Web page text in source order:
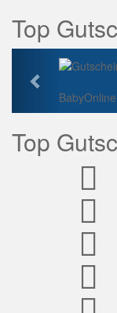
Top
Vorherige
Top